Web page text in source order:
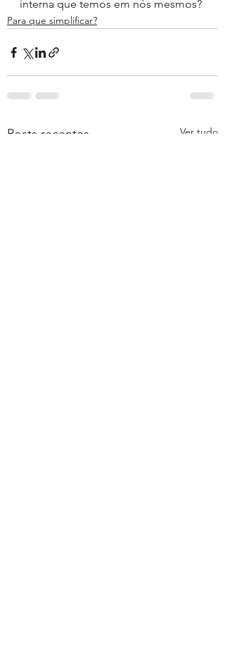
interna que temos em nós mesmos?
Para que simplificar?
Posts recentes Ver tudo